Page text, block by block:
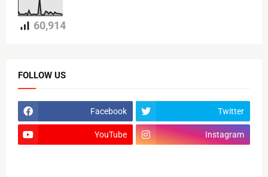
60,914
FOLLOW US
Facebook Twitter
YouTube Instagram